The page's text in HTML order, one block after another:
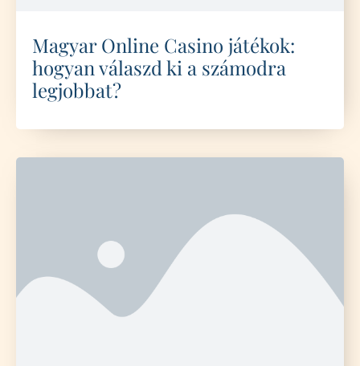
Magyar Online Casino játékok:
hogyan válaszd ki a számodra
legjobbat?